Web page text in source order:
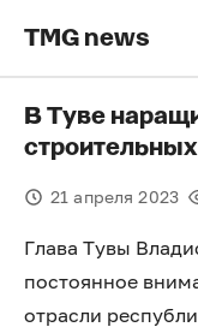
TMG news
В Туве
21 апреля 2023
Глава Тувы
постоянное
отрасли